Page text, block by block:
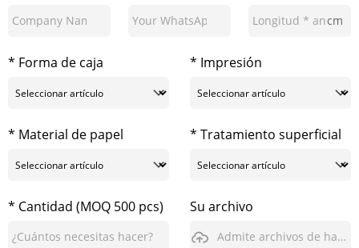
cm
* Forma de caja * Impresión
* Material de papel * Tratamiento superficial
* Cantidad (MOQ 500 pcs) Su archivo
Admite archivos de hasta 3GB